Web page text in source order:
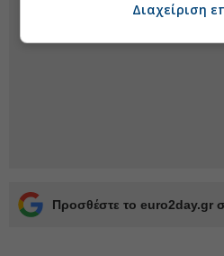
Προσθέστε το euro2day.gr
Διαχείριση